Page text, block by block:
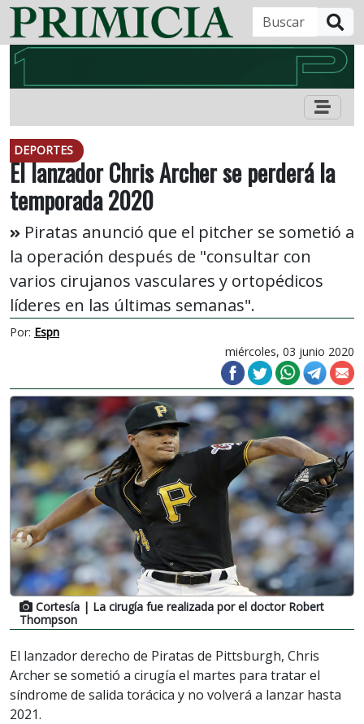
DEPORTES
El lanzador Chris Archer se perderá la
temporada 2020
Piratas anunció que el pitcher se sometió a
la operación después de "consultar con
varios cirujanos vasculares y ortopédicos
líderes en las últimas semanas".
Por: Espn
miércoles, 03 junio 2020
Cortesía | La cirugía fue realizada por el doctor Robert
Thompson
El lanzador derecho de Piratas de Pittsburgh, Chris
Archer se sometió a cirugía el martes para tratar el
síndrome de salida torácica y no volverá a lanzar hasta
2021.